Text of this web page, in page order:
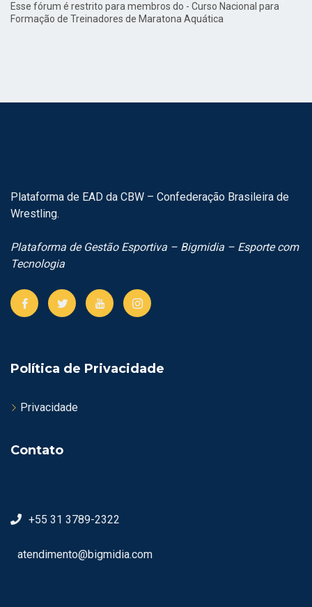
Esse fórum é restrito para membros do - Curso Nacional para
Formação de Treinadores de Maratona Aquática
Plataforma de EAD da CBW – Confederação Brasileira de
Wrestling.
Plataforma de Gestão Esportiva – Bigmidia – Esporte com
Tecnologia
Política de Privacidade
Privacidade
Contato
+55 31 3789-2322
atendimento@bigmidia.com